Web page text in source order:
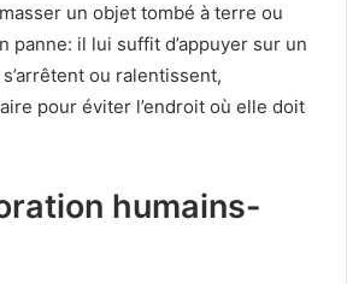
un objet tombé à terre ou
panne: il lui suffit d’appuyer sur un
ou ralentissent,
pour éviter l’endroit où elle doit
humains-